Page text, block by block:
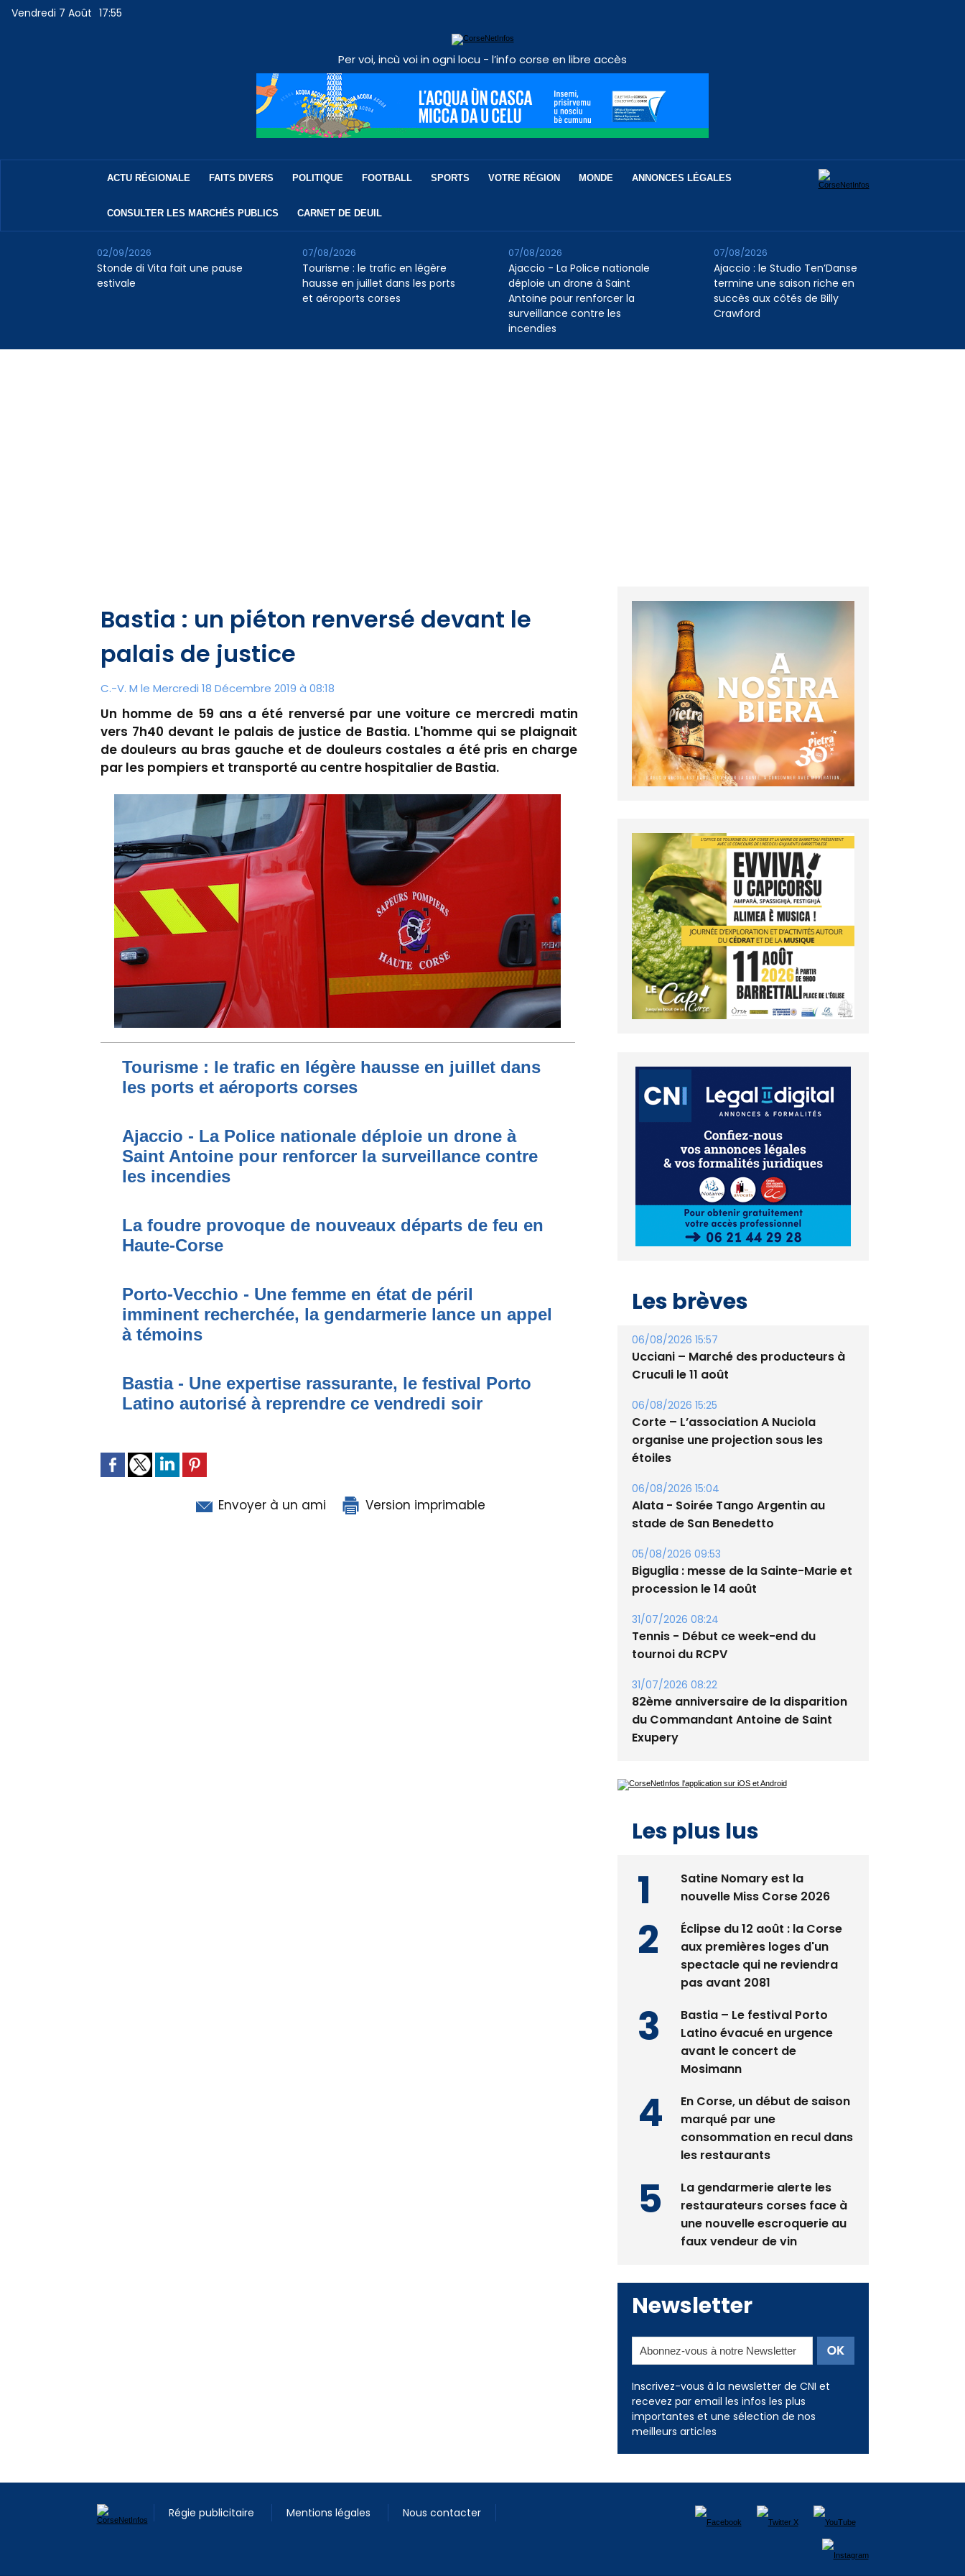
Vendredi 7 Août 17:55
Per voi, incù voi in ogni locu - l’info corse en libre accès
ACTU RÉGIONALE FAITS DIVERS POLITIQUE FOOTBALL SPORTS VOTRE RÉGION MONDE ANNONCES LÉGALES
CONSULTER LES MARCHÉS PUBLICS CARNET DE DEUIL
Stonde di Vita fait une pause
estivale
02/09/2026
Tourisme : le trafic en légère
hausse en juillet dans les ports
et aéroports corses
07/08/2026
Ajaccio - La Police nationale
déploie un drone à Saint
Antoine pour renforcer la
surveillance contre les
incendies
07/08/2026
Ajaccio : le Studio Ten’Danse
termine une saison riche en
succès aux côtés de Billy
Crawford
07/08/2026
Bastia : un piéton renversé devant le
palais de justice
C.-V. M le Mercredi 18 Décembre 2019 à 08:18
Un homme de 59 ans a été renversé par une voiture ce mercredi matin
vers 7h40 devant le palais de justice de Bastia. L'homme qui se plaignait
de douleurs au bras gauche et de douleurs costales a été pris en charge
par les pompiers et transporté au centre hospitalier de Bastia.
Tourisme : le trafic en légère hausse en juillet dans
les ports et aéroports corses
Ajaccio - La Police nationale déploie un drone à
Saint Antoine pour renforcer la surveillance contre
les incendies
La foudre provoque de nouveaux départs de feu en
Haute-Corse
Porto-Vecchio - Une femme en état de péril
imminent recherchée, la gendarmerie lance un appel
à témoins
Bastia - Une expertise rassurante, le festival Porto
Latino autorisé à reprendre ce vendredi soir
Envoyer à un ami Version imprimable
Les brèves
06/08/2026 15:57
Ucciani – Marché des producteurs à
Cruculi le 11 août
06/08/2026 15:25
Corte – L’association A Nuciola
organise une projection sous les
étoiles
06/08/2026 15:04
Alata - Soirée Tango Argentin au
stade de San Benedetto
05/08/2026 09:53
Biguglia : messe de la Sainte-Marie et
procession le 14 août
31/07/2026 08:24
Tennis - Début ce week-end du
tournoi du RCPV
31/07/2026 08:22
82ème anniversaire de la disparition
du Commandant Antoine de Saint
Exupery
Les plus lus
Satine Nomary est la
nouvelle Miss Corse 2026
Éclipse du 12 août : la Corse
aux premières loges d'un
spectacle qui ne reviendra
pas avant 2081
Bastia – Le festival Porto
Latino évacué en urgence
avant le concert de
Mosimann
En Corse, un début de saison
marqué par une
consommation en recul dans
les restaurants
La gendarmerie alerte les
restaurateurs corses face à
une nouvelle escroquerie au
faux vendeur de vin
Newsletter
Inscrivez-vous à la newsletter de CNI et
recevez par email les infos les plus
importantes et une sélection de nos
meilleurs articles
Régie publicitaire Mentions légales Nous contacter